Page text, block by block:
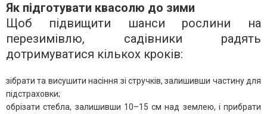
Як підготувати квасолю до зими
Щоб підвищити шанси рослини на
перезимівлю, садівники радять
дотримуватися кількох кроків:
зібрати та висушити насіння зі стручків, залишивши частину для
підстраховки;
обрізати стебла, залишивши 10–15 см над землею, і прибрати